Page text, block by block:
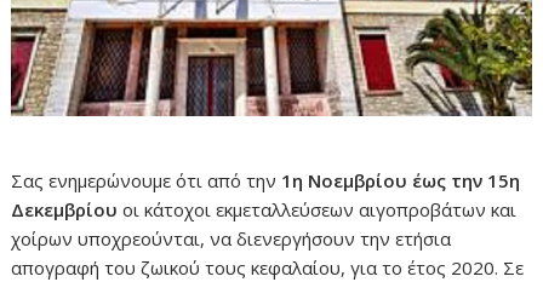
Σας ενημερώνουμε ότι από την 1η Νοεμβρίου έως την 15η
Δεκεμβρίου οι κάτοχοι εκμεταλλεύσεων αιγοπροβάτων και
χοίρων υποχρεούνται, να διενεργήσουν την ετήσια
απογραφή του ζωικού τους κεφαλαίου, για το έτος 2020. Σε